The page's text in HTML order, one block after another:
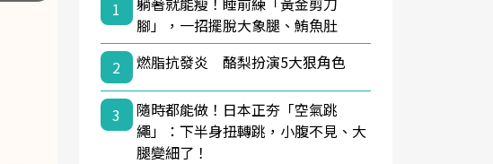
1
腳」，一招擺脫大象腿、鮪魚肚
2
燃脂抗發炎 酪梨扮演5大狠角色
3
隨時都能做！日本正夯「空氣跳
繩」：下半身扭轉跳，小腹不見、大
腿變細了！